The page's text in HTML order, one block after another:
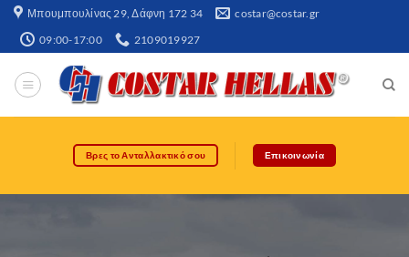
Μπουμπουλίνας 29, Δάφνη 172 34​ costar@costar.gr
09:00-17:00 2109019927
Βρες το Ανταλλακτικό σου Επικοινωνία